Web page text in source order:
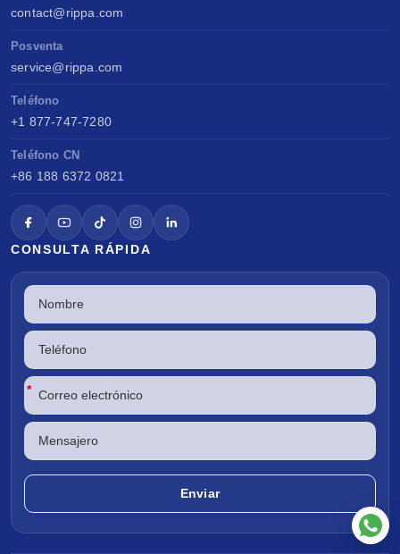
contact@rippa.com
Posventa
service@rippa.com
Teléfono
+1 877-747-7280
Teléfono CN
+86 188 6372 0821
CONSULTA RÁPIDA
*